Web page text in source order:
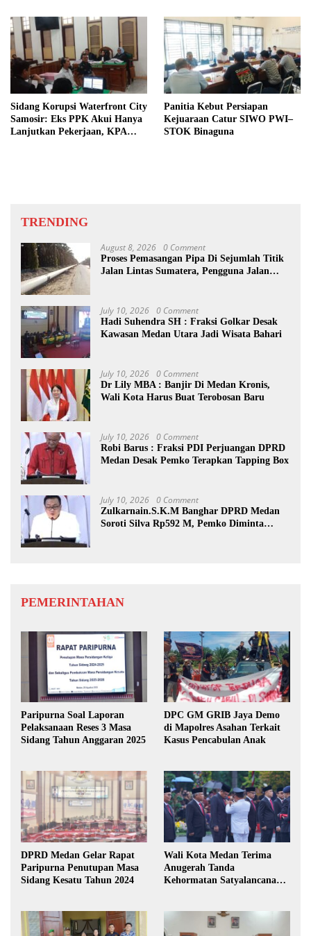
Sidang Korupsi Waterfront City
Samosir: Eks PPK Akui Hanya
Lanjutkan Pekerjaan, KPA
Panitia Kebut Persiapan
Kejuaraan Catur SIWO PWI–
STOK Binaguna
TRENDING
August 8, 2026 0 Comment
Proses Pemasangan Pipa Di Sejumlah Titik
Jalan Lintas Sumatera, Pengguna Jalan
July 10, 2026 0 Comment
Hadi Suhendra SH : Fraksi Golkar Desak
Kawasan Medan Utara Jadi Wisata Bahari
July 10, 2026 0 Comment
Dr Lily MBA : Banjir Di Medan Kronis,
Wali Kota Harus Buat Terobosan Baru
July 10, 2026 0 Comment
Robi Barus : Fraksi PDI Perjuangan DPRD
Medan Desak Pemko Terapkan Tapping Box
July 10, 2026 0 Comment
Zulkarnain.S.K.M Banghar DPRD Medan
Soroti Silva Rp592 M, Pemko Diminta
PEMERINTAHAN
Paripurna Soal Laporan
Pelaksanaan Reses 3 Masa
Sidang Tahun Anggaran 2025
DPC GM GRIB Jaya Demo
di Mapolres Asahan Terkait
Kasus Pencabulan Anak
DPRD Medan Gelar Rapat
Paripurna Penutupan Masa
Sidang Kesatu Tahun 2024
Wali Kota Medan Terima
Anugerah Tanda
Kehormatan Satyalancana